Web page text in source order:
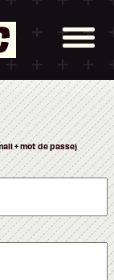
+ mot de passe)